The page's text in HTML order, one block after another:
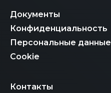
Документы
Конфиденциальность
Персональные данные
Cookie
Контакты